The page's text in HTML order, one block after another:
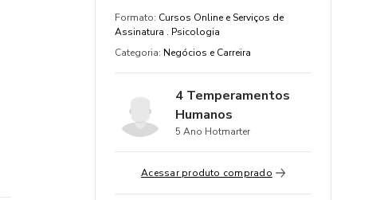
Formato: Cursos Online e Serviços de
Assinatura . Psicologia
Categoria: Negócios e Carreira
4 Temperamentos
Humanos
5 Ano Hotmarter
Acessar produto comprado